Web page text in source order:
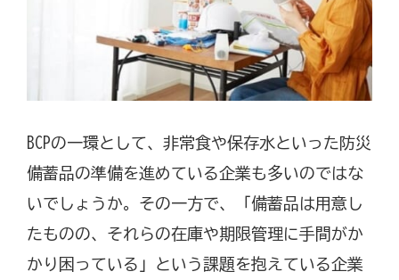
BCPの一環として、非常食や保存水といった防災
備蓄品の準備を進めている企業も多いのではな
いでしょうか。その一方で、「備蓄品は用意し
たものの、それらの在庫や期限管理に手間がか
かり困っている」という課題を抱えている企業